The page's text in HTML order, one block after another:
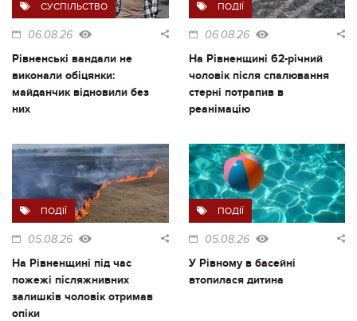
СУСПІЛЬСТВО
06.08.26
Рівненські вандали не
виконали обіцянки:
майданчик відновили без
них
ПОДІЇ
06.08.26
На Рівненщині 62-річний
чоловік після спалювання
стерні потрапив в
реанімацію
ПОДІЇ
05.08.26
На Рівненщині під час
пожежі післяжнивних
залишків чоловік отримав
опіки
ПОДІЇ
05.08.26
У Рівному в басейні
втопилася дитина